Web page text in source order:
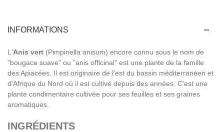
INFORMATIONS
L'Anis vert (Pimpinella anisum) encore connu sous le nom de
"bougace suave" ou "anis officinal" est une plante de la famille
des Apiacées. Il est originaire de l'est du bassin méditerranéen et
d'Afrique du Nord où il est cultivé depuis des années. C'est une
plante condimentaire cultivée pour ses feuilles et ses graines
aromatiques.
INGRÉDIENTS